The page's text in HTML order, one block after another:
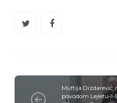
Muftija Dizdarević
povodom Lejletu-